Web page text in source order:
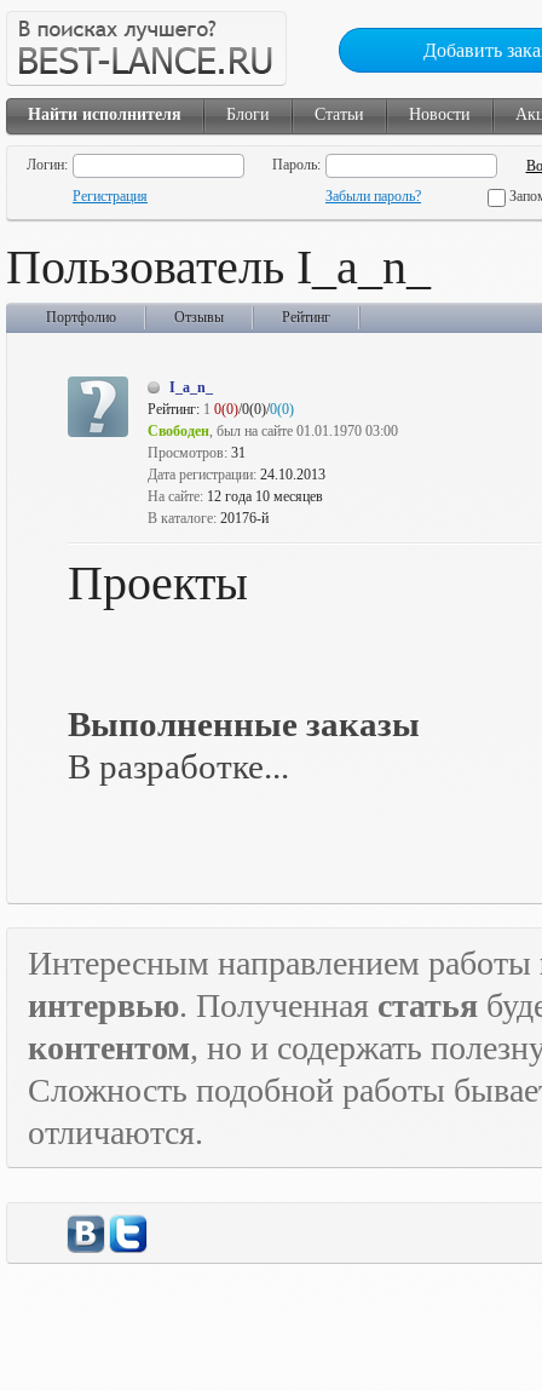
Добавить
Найти исполнителя Блоги Статьи Новости
Логин:
Пароль:
Регистрация
Забыли пароль?
Пользователь I_a_n_
Портфолио Отзывы Рейтинг
I_a_n_
Рейтинг: 1 0(0)/0(0)/0(0)
Свободен, был на сайте 01.01.1970 03:00
Просмотров: 31
Дата регистрации: 24.10.2013
На сайте: 12 года 10 месяцев
В каталоге: 20176-й
Проекты
Выполненные заказы
В разработке...
Интересным направлением работы
интервью. Полученная статья
контентом, но и содержать
Сложность подобной работы
отличаются.